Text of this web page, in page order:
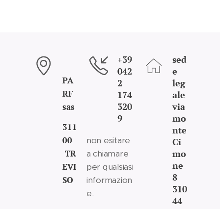
PA
RF
sas
311
00
TR
EVI
SO
+39
042
2
174
320
9
non esitare
a chiamare
per qualsiasi
informazion
e.
sed
e
leg
ale
via
mo
nte
Ci
mo
ne
8
310
44